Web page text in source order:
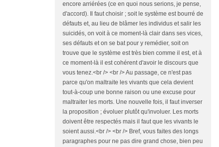
encore arriérées (ce en quoi nous serions, je pense,
d'accord). Il faut choisir ; soit le système est bourré de
défauts et, au lieu de blâmer les individus et salir les
suicidés, on voit à ce moment-là clair dans ses vices,
ses défauts et on se bat pour y remédier, soit on
trouve que le système est très bien comme il est, et à
ce moment-là il est cohérent d'avoir le discours que
vous tenez.<br /> <br /> Au passage, ce n'est pas
parce qu'on maltraite les vivants que cela devient
tout-à-coup une bonne raison ou une excuse pour
maltraiter les morts. Une nouvelle fois, il faut inverser
la proposition ; évoluer plutôt qu'involuer. Les morts
doivent être respectés mais il faut que les vivants le
soient aussi.<br /> <br /> Bref, vous faites des longs
paragraphes pour ne pas dire grand chose, bien peu